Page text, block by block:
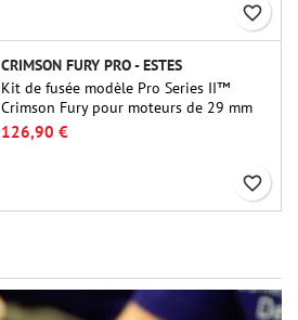
favorite_border
CRIMSON FURY PRO - ESTES
Kit de fusée modèle Pro Series II™
Crimson Fury pour moteurs de 29 mm
de type E, F et G. Conçu pour les
fuséologues confirmés, le Crimson Fury
126,90 €
favorite_border